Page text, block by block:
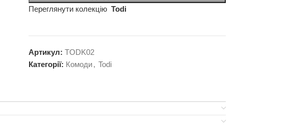
Переглянути колекцію Todi
Артикул: TODK02
Категорії: Комоди, Todi